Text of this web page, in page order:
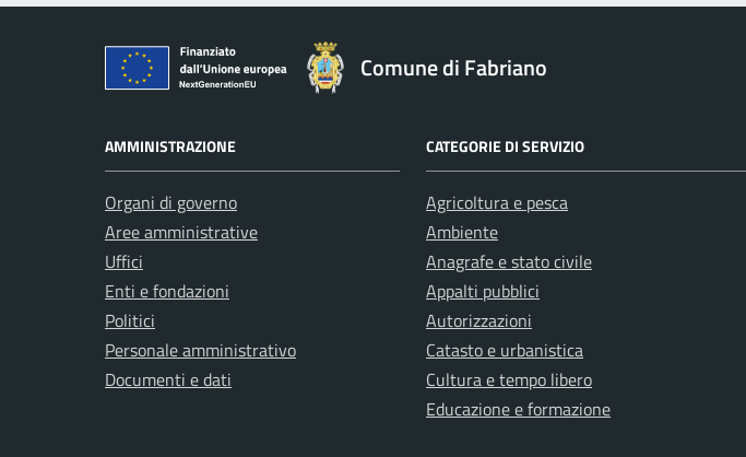
Comune di Fabriano
AMMINISTRAZIONE
Organi di governo
Aree amministrative
Uffici
Enti e fondazioni
Politici
Personale amministrativo
Documenti e dati
CATEGORIE DI SERVIZIO
Agricoltura e pesca
Ambiente
Anagrafe e stato civile
Appalti pubblici
Autorizzazioni
Catasto e urbanistica
Cultura e tempo libero
Educazione e formazione